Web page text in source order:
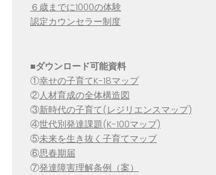
６歳までに1000の体験
認定カウンセラー制度
■ダウンロード可能資料
①幸せの子育てK-18マップ
②人材育成の全体構造図
③新時代の子育て(レジリエンスマップ)
④世代別発達課題(K-100マップ)
⑤未来を生き抜く子育てマップ
⑥思春期届
⑦発達障害理解条例（案）